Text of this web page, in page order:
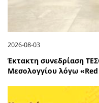
2026-08-03
Έκτακτη συνεδρίαση
Μεσολογγίου λόγω «Red